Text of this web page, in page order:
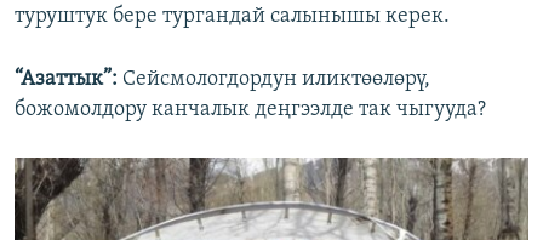
туруштук бере тургандай салынышы керек.
“Азаттык”: Сейсмологдордун иликтөөлөрү,
божомолдору канчалык деңгээлде так чыгууда?